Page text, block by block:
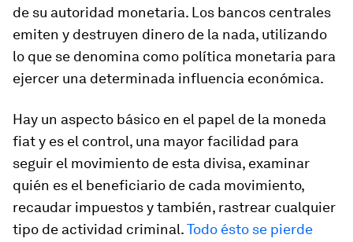
de su autoridad monetaria. Los bancos centrales
emiten y destruyen dinero de la nada, utilizando
lo que se denomina como política monetaria para
ejercer una determinada influencia económica.
Hay un aspecto básico en el papel de la moneda
fiat y es el control, una mayor facilidad para
seguir el movimiento de esta divisa, examinar
quién es el beneficiario de cada movimiento,
recaudar impuestos y también, rastrear cualquier
tipo de actividad criminal.Todo ésto se pierde